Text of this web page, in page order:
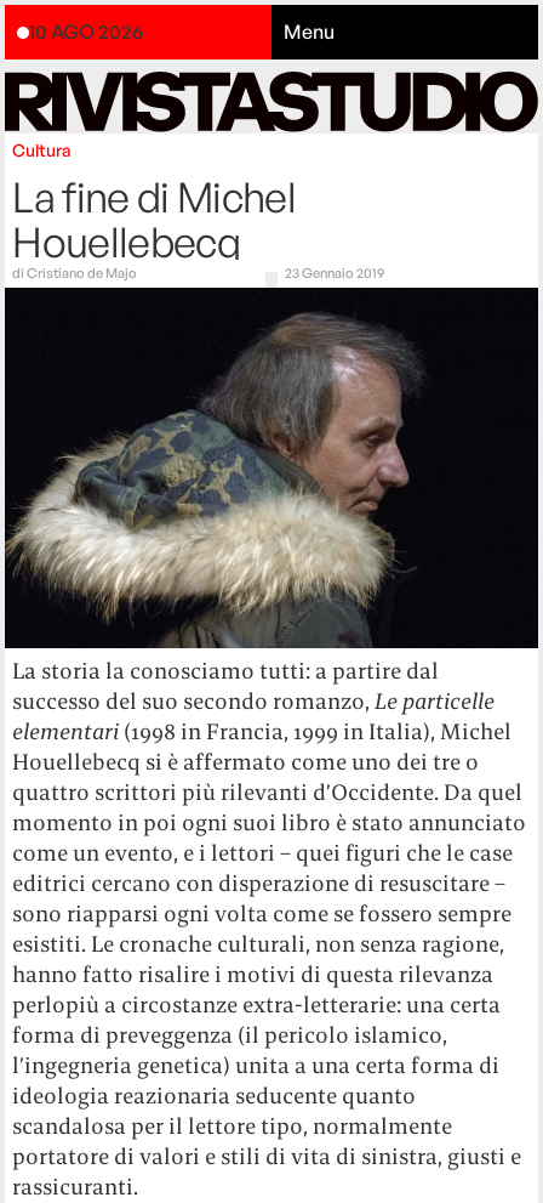
10 AGO 2026 Menu
Cultura
La fine di Michel
Houellebecq
diCristiano de Majo 23 Gennaio 2019
La storia la conosciamo tutti: a partire dal
successo del suo secondo romanzo,Le particelle
elementari (1998 in Francia, 1999 in Italia), Michel
Houellebecq si è affermato come uno dei tre o
quattro scrittori più rilevanti d’Occidente. Da quel
momento in poi ogni suoi libro è stato annunciato
come un evento, e i lettori – quei figuri che le case
editrici cercano con disperazione di resuscitare –
sono riapparsi ogni volta come se fossero sempre
esistiti. Le cronache culturali, non senza ragione,
hanno fatto risalire i motivi di questa rilevanza
perlopiù a circostanze extra-letterarie: una certa
forma di preveggenza (il pericolo islamico,
l’ingegneria genetica) unita a una certa forma di
ideologia reazionaria seducente quanto
scandalosa per il lettore tipo, normalmente
portatore di valori e stili di vita di sinistra, giusti e
rassicuranti.